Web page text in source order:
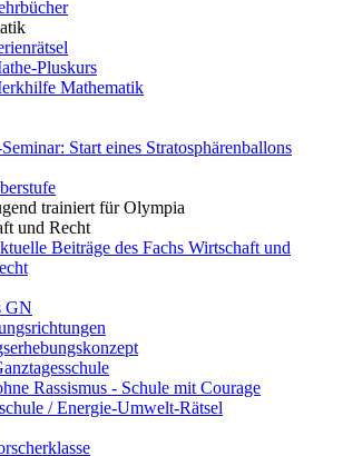
Pluskurs
Mathematik
Start eines Stratosphärenballons
trainiert für Olympia
und Recht
Beiträge des Fachs Wirtschaft und
GN
Rassismus - Schule mit Courage
/ Energie-Umwelt-Rätsel